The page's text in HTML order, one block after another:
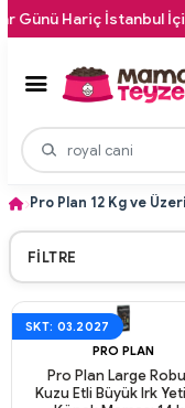
Hariç İstanbul İçi
FILTRE
SKT: 03.2027
PRO PLAN
Pro Plan Large
Kuzu Etli Büyük Irk